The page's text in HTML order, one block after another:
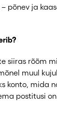
– põnev ja
siiras rõõm
muul
konto, mida
postitusi